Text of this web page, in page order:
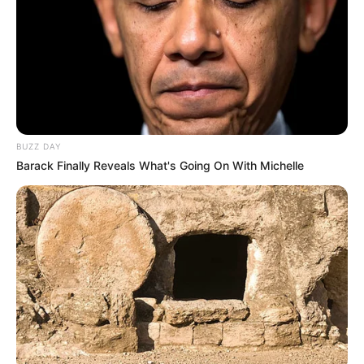
BUZZ DAY
Barack Finally Reveals What's Going On With Michelle